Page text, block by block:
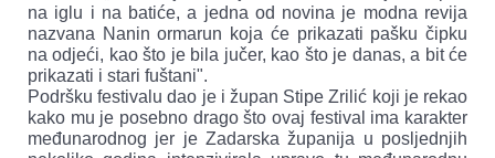
na iglu i na batiće, a jedna od novina je modna revija
nazvana Nanin ormarun koja će prikazati pašku čipku
na odjeći, kao što je bila jučer, kao što je danas, a bit će
prikazati i stari fuštani".
Podršku festivalu dao je i župan Stipe Zrilić koji je rekao
kako mu je posebno drago što ovaj festival ima karakter
međunarodnog jer je Zadarska županija u posljednjih